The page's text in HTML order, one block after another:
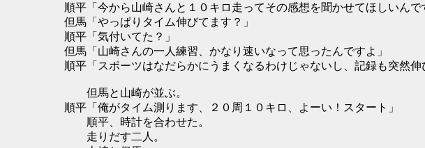
順平「今から山崎さんと１０キロ走ってその感想を聞かせてほしいんで
但馬「やっぱりタイム伸びてます？」
順平「気付いてた？」
但馬「山崎さんの一人練習、かなり速いなって思ったんですよ」
順平「スポーツはなだらかにうまくなるわけじゃないし、記録も突然伸
但馬と山崎が並ぶ。
順平「俺がタイム測ります、２０周１０キロ、よーい！スタート」
順平、時計を合わせた。
走りだす二人。